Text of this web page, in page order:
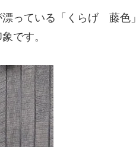
っている「くらげ 藤色」
です。